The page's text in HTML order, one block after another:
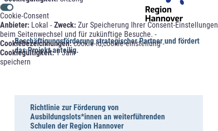
Cookie-Consent
Anbieter: Lokal - Zweck: Zur Speicherung Ihrer Consent-Einstellungen
beim Seitenwechsel und für zukünftige Besuche. -
Cookiebezeichnungen:cookie-id;cookie-einstellung -
Cookiegültigkeit:1 Jahr
speichern
Beschäftigungsförderung strategischer Partner und fördert
das Projekt anteilig.
Richtlinie zur Förderung von
Ausbildungslots*innen an weiterführenden
Schulen der Region Hannover